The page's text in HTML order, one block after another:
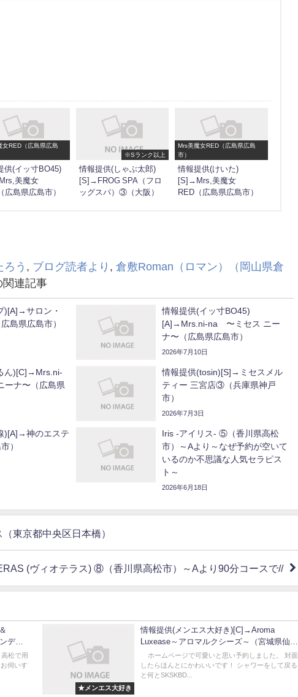
女RED（広島県広島
供(イッ寸BO45)
美魔女
広島県広島市）
※Sランク以上
情報提供(しゃぶ太郎)
[S]→FROG SPA（フロ
ッグスパ）③（大阪）
Mrs美魔女RED（広島県広島
市）
情報提供(けいた)
[S]→Mrs,美魔女
RED（広島県広島市）
う ブログ読者より ,倉敷Roman（ロマン）（岡山県倉
関連記事
)[A]→サロン・
島県広島市）
情報提供(イッ寸BO45)
[A]→Mrs.ni-na 〜ミセス ニー
ナ〜（広島県広島市）
2026年7月10日
ん)[C]→Mrs.ni-
ナ〜（広島県
情報提供(tosin)[S]→ミセスメル
ティー 三宮店③（兵庫県神戸
市）
2026年7月3日
)[A]→神のエステ
）
Iris -アイリス- ⑤（香川県高松
市）～Aより～なぜ予約が空いて
いるのか不思議な人気セラピス
ト～
2026年6月18日
東京都中央区日本橋）
(ヴィオテラス) ⑧（香川県高松市）～Aより90分コースで//
ディ
松で用
伺いす
★メンエス大好き
情報提供(メンエス大好き)[C]→Aroma
Luxease～アロマルクシーズ～（宮城県仙台
市）
ホームページで可愛いと思い予約しました。 対面
したらほんとにかわいいです！ シャワーをして戻る
と何とSKSKBD...